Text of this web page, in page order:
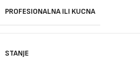
PROFESIONALNA ILI KUCNA
STANJE